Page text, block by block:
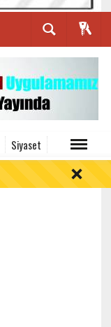
Siyaset